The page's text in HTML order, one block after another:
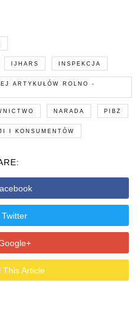
IJHARS INSPEKCJA
ARTYKUŁÓW ROLNO -
NARADA PIBŻ
I KONSUMENTÓW
Twitter
This Article